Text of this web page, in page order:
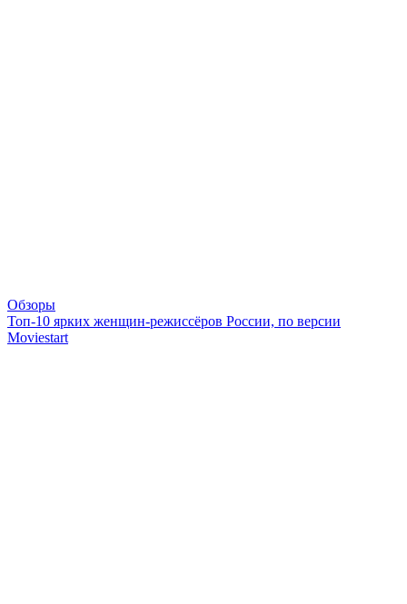
Обзоры
Топ-10 ярких женщин-режиссёров России, по версии
Moviestart